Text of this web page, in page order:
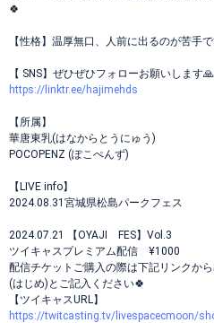
🍀
【性格】温厚無口、人前に出るのが苦手
【 SNS】ぜひぜひフォローお願いします🙏
https://linktr.ee/hajimehds
【所属】
華唐東乳(はなからとうにゅう)
POCOPENZ (ぽこぺんず)
【LIVE info】
2024.08.31宮城県松島パークフェス
2024.07.21 【OYAJI FES】Vol.3
ツイキャスプレミアム配信 ¥1000
配信チケットご購入の際は下記リンクか
(はじめ)とご記入ください🍀
【ツイキャスURL】
https://twitcasting.tv/livespacecmoon/